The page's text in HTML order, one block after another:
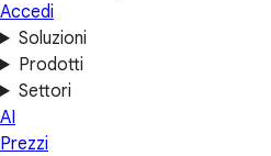
Accedi
Soluzioni
Prodotti
Settori
AI
Prezzi